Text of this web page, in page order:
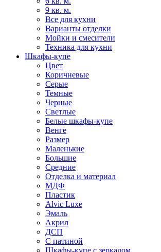
9 кв. м.
Все для кухни
Варианты отделки
Мойки и смесители
Техника для кухни
Шкафы-купе
Цвет
Коричневые
Серые
Темные
Черные
Светлые
Белые шкафы-купе
Венге
Размер
Маленькие
Большие
Средние
Отделка и материал
МДФ
Пластик
Alvic Luxe
Эмаль
Акрил
ДСП
С патиной
Шкафы-купе с зеркалом